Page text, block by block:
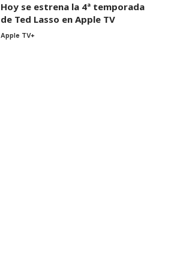
Hoy se estrena la 4ª temporada
de Ted Lasso en Apple TV
Apple TV+